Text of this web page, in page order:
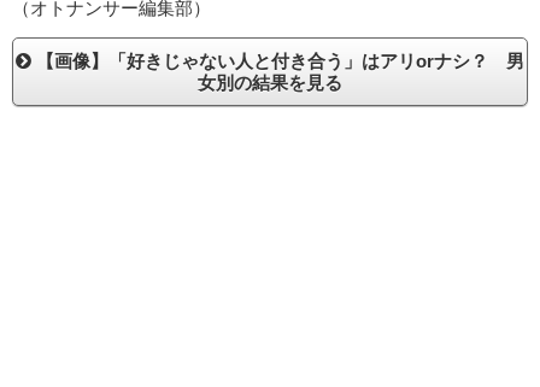
（オトナンサー編集部）
【画像】「好きじゃない人と付き合う」はアリorナシ？ 男
女別の結果を見る